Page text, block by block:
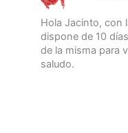
Hola Jacinto, con
dispone de 10
de la misma para
saludo.